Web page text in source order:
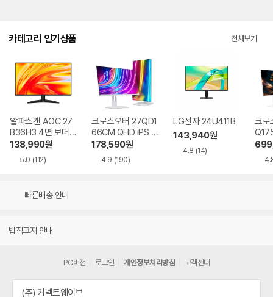
카테고리 인기상품 전체보기
알파스캔 AOC 27
B36H3 4면 보더리
스 IPS 120 시력보
호 무결점
138,990원
5.0 (112)
크로스오버 27QD1
66CM QHD iPS U
SB-C 화이트 Ai 멀
티스탠드
178,590원
4.9 (190)
LG전자 24U411B
143,940원
4.8 (14)
크로
Ai
빠른배송 안내
법적고지 안내
PC버전 로그인 개인정보처리방침 고객센터
(주) 커넥트웨이브